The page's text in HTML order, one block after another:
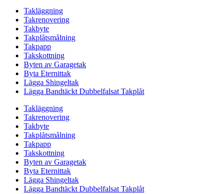
Takläggning
Takrenovering
Takbyte
Takplåtsmålning
Takpapp
Takskottning
Byten av Garagetak
Byta Eternittak
Lägga Shingeltak
Lägga Bandtäckt Dubbelfalsat Takplåt
Takläggning
Takrenovering
Takbyte
Takplåtsmålning
Takpapp
Takskottning
Byten av Garagetak
Byta Eternittak
Lägga Shingeltak
Lägga Bandtäckt Dubbelfalsat Takplåt